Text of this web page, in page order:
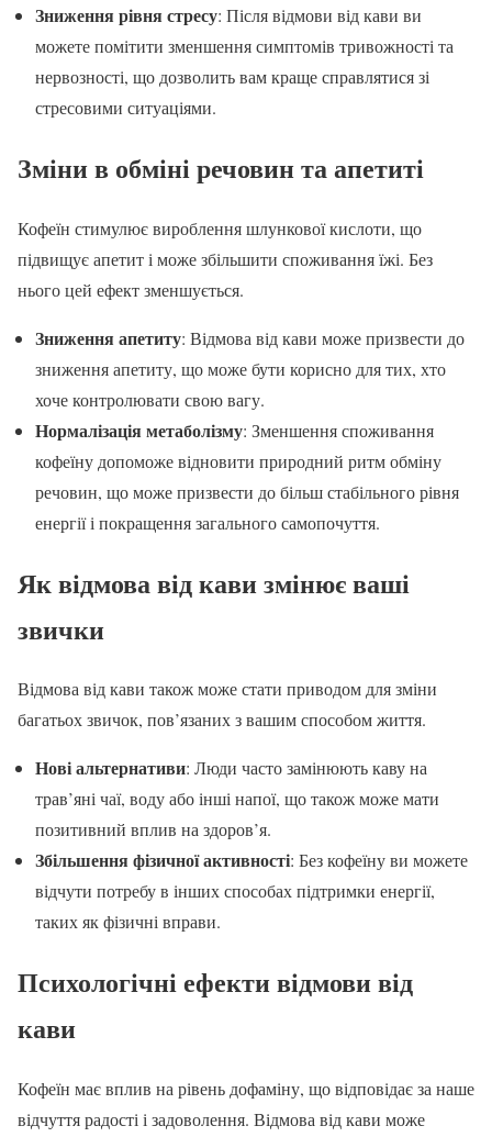
Зниження рівня стресу: Після відмови від кави ви
можете помітити зменшення симптомів тривожності та
нервозності, що дозволить вам краще справлятися зі
стресовими ситуаціями.
Зміни в обміні речовин та апетиті
Кофеїн стимулює вироблення шлункової кислоти, що
підвищує апетит і може збільшити споживання їжі. Без
нього цей ефект зменшується.
Зниження апетиту: Відмова від кави може призвести до
зниження апетиту, що може бути корисно для тих, хто
хоче контролювати свою вагу.
Нормалізація метаболізму: Зменшення споживання
кофеїну допоможе відновити природний ритм обміну
речовин, що може призвести до більш стабільного рівня
енергії і покращення загального самопочуття.
Як відмова від кави змінює ваші
звички
Відмова від кави також може стати приводом для зміни
багатьох звичок, пов’язаних з вашим способом життя.
Нові альтернативи: Люди часто замінюють каву на
трав’яні чаї, воду або інші напої, що також може мати
позитивний вплив на здоров’я.
Збільшення фізичної активності: Без кофеїну ви можете
відчути потребу в інших способах підтримки енергії,
таких як фізичні вправи.
Психологічні ефекти відмови від
кави
Кофеїн має вплив на рівень дофаміну, що відповідає за наше
відчуття радості і задоволення. Відмова від кави може